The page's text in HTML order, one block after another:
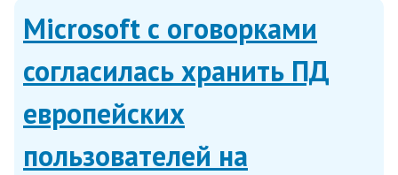
замглавы РКН Милоша Вагнера,
представленной на...
Microsoft с оговорками
согласилась хранить ПД
европейских
пользователей на